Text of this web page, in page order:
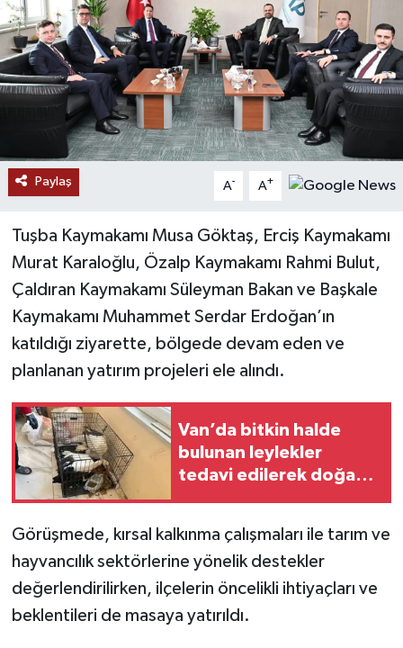
Paylaş A- A+
Tuşba Kaymakamı Musa Göktaş, Erciş Kaymakamı
Murat Karaloğlu, Özalp Kaymakamı Rahmi Bulut,
Çaldıran Kaymakamı Süleyman Bakan ve Başkale
Kaymakamı Muhammet Serdar Erdoğan’ın
katıldığı ziyarette, bölgede devam eden ve
planlanan yatırım projeleri ele alındı.
Van’da bitkin halde
bulunan leylekler
tedavi edilerek doğaya
Görüşmede, kırsal kalkınma çalışmaları ile tarım ve
hayvancılık sektörlerine yönelik destekler
değerlendirilirken, ilçelerin öncelikli ihtiyaçları ve
beklentileri de masaya yatırıldı.